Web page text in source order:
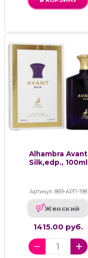
Alhambra Avant
Silk,edp., 100ml
Артикул: 869-АРП-198
Женский
1415.00 руб.